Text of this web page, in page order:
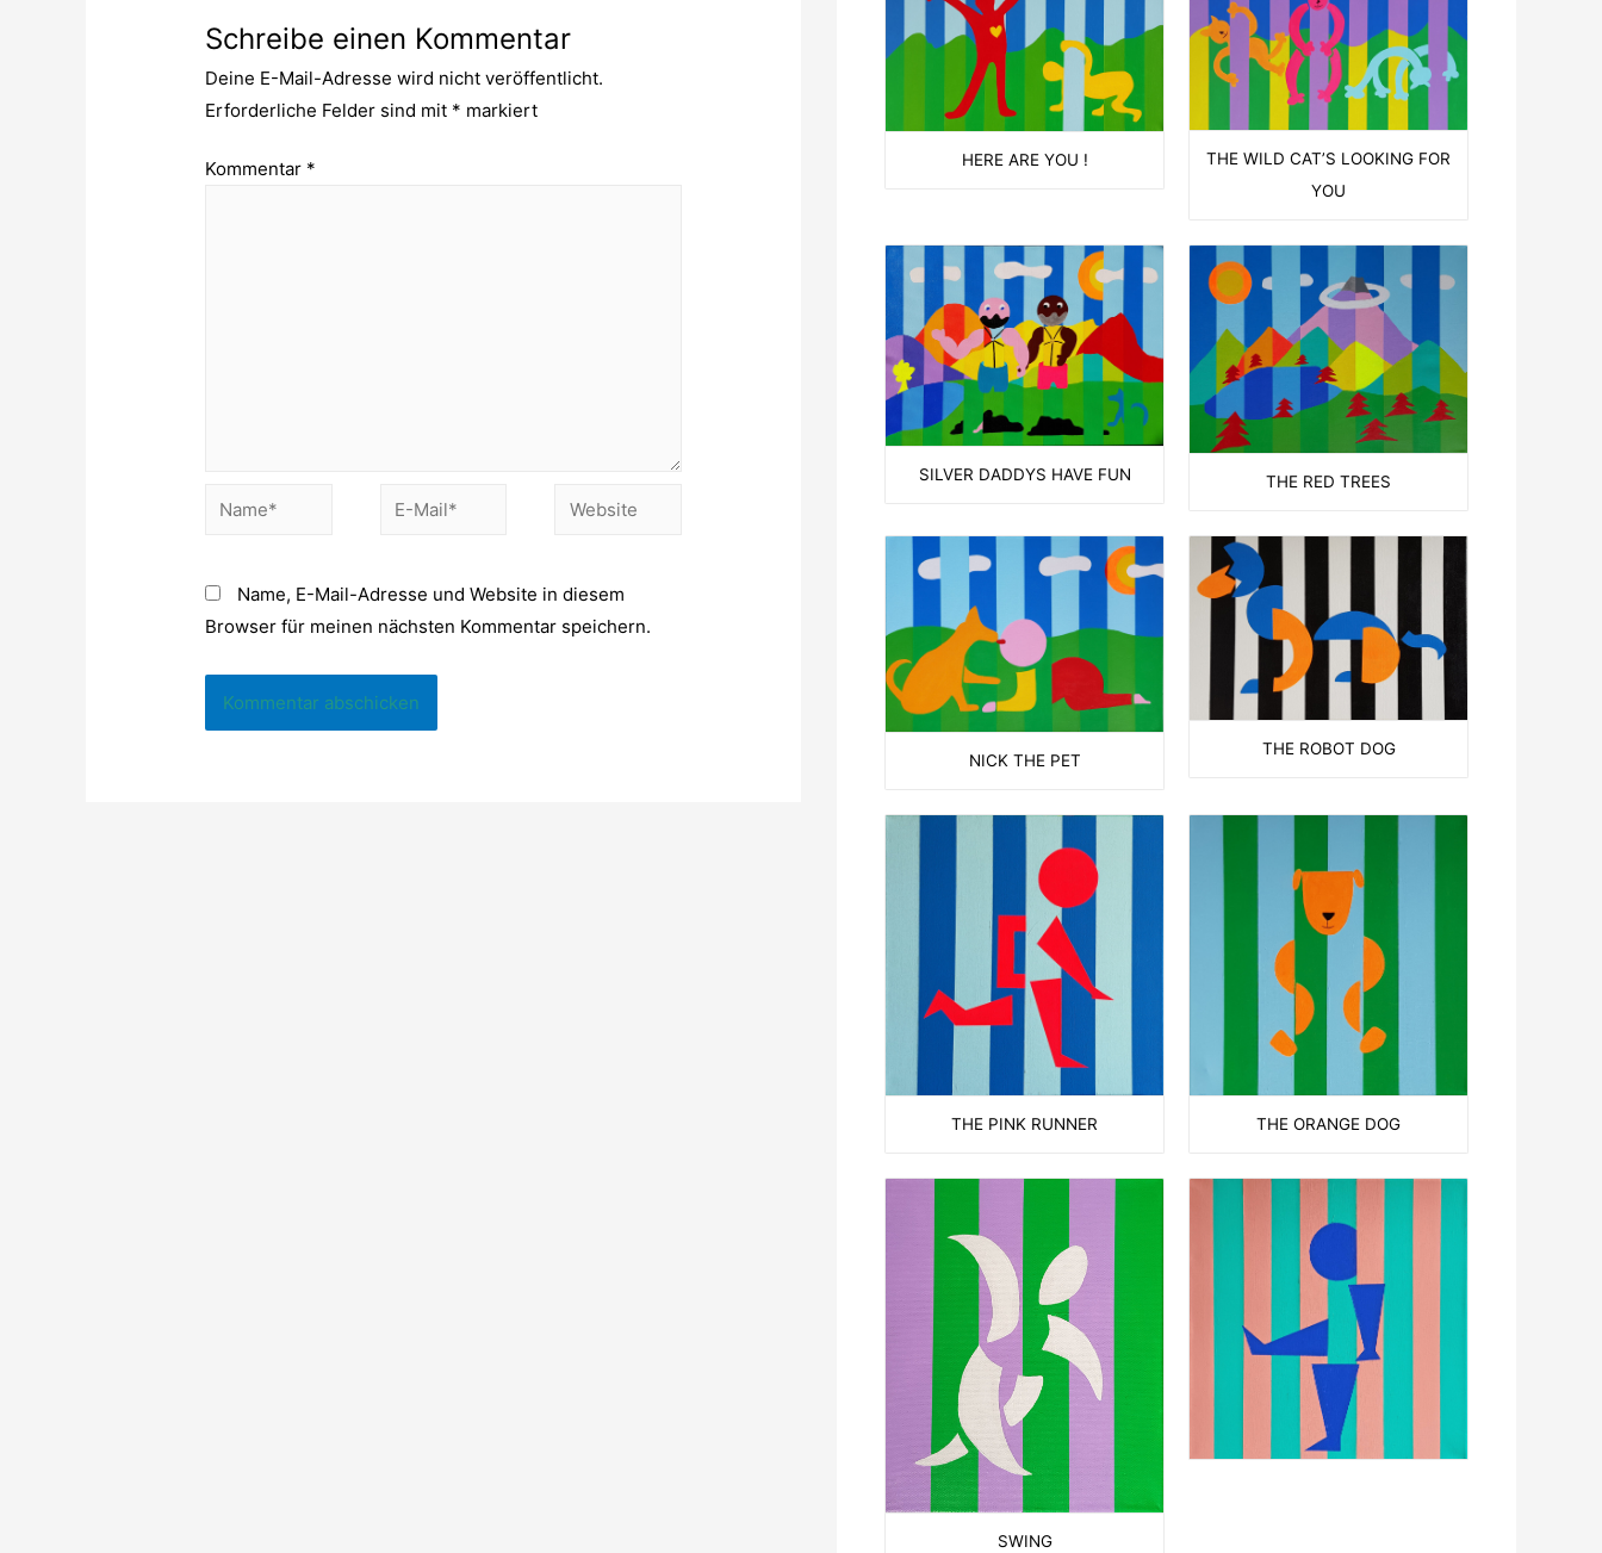
Schreibe einen Kommentar
Deine E-Mail-Adresse wird nicht veröffentlicht.
Erforderliche Felder sind mit * markiert
Kommentar *
Name*
E-
Website
Name, E-Mail-Adresse und Website in diesem
Browser für meinen nächsten Kommentar speichern.
HERE ARE YOU !
THE WILD CAT’S LOOKING FOR
YOU
SILVER DADDYS HAVE FUN THE RED TREES
NICK THE PET
THE ROBOT DOG
THE PINK RUNNER THE ORANGE DOG
SWING